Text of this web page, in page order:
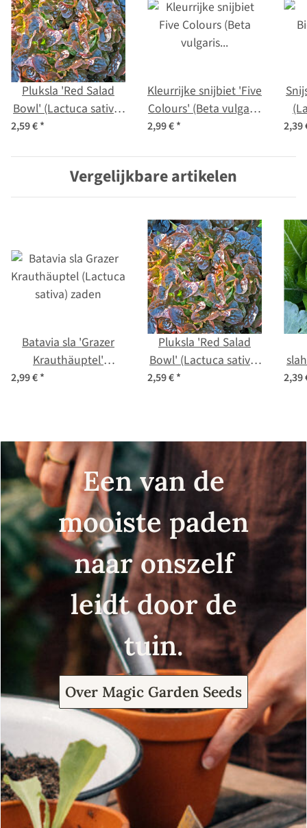
Pluksla 'Red Salad
Bowl' (Lactuca sativa)
2,59 €*
Kleurrijke snijbiet 'Five
Colours' (Beta vulgaris
ssp.vulgaris) bio zaad
2,99 €* 2,39
Vergelijkbare artikelen
Batavia sla 'Grazer
Krauthäuptel'
(Lactuca sativa) zaden
2,99 €*
Pluksla 'Red Salad
Bowl' (Lactuca sativa)
2,59 €* 2,39
Een van de
mooiste paden
naar onszelf
leidt door de
tuin.
Over Magic Garden Seeds